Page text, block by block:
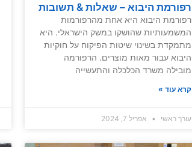
רפורמת היבוא – שאלות & תשובות
רפורמת היבוא היא אחת מהרפורמות
המשמעותיות שהושקו במשק הישראלי. היא
מתמקדת בשינוי שיטות הפיקוח על חוקיות
היבוא עבור מאות מוצרים. הרפורמה
מובילה משרד הכלכלה והתעשייה
קרא עוד »
עורך ראשי אפריל 7, 2024